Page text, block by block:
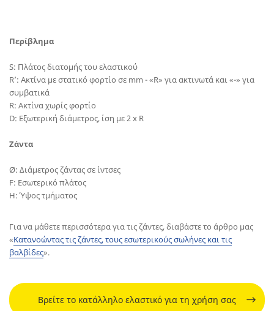
Περίβλημα
S: Πλάτος διατομής του ελαστικού
R’: Ακτίνα με στατικό φορτίο σε mm - «R» για ακτινωτά και «-» για
συμβατικά
R: Ακτίνα χωρίς φορτίο
D: Εξωτερική διάμετρος, ίση με 2 x R
Ζάντα
Ø: Διάμετρος ζάντας σε ίντσες
F: Εσωτερικό πλάτος
H: Ύψος τμήματος
Για να μάθετε περισσότερα για τις ζάντες, διαβάστε το άρθρο μας
«Κατανοώντας τις ζάντες, τους εσωτερικούς σωλήνες και τις
βαλβίδες».
Βρείτε το κατάλληλο ελαστικό για τη χρήση σας